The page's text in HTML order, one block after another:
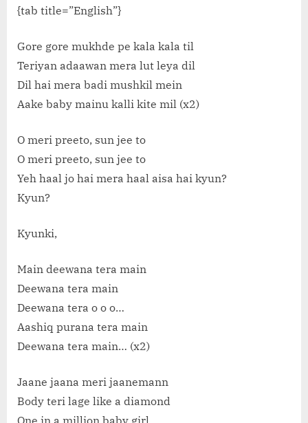
{tab title=”English”}
Gore gore mukhde pe kala kala til
Teriyan adaawan mera lut leya dil
Dil hai mera badi mushkil mein
Aake baby mainu kalli kite mil (x2)
O meri preeto, sun jee to
O meri preeto, sun jee to
Yeh haal jo hai mera haal aisa hai kyun?
Kyun?
Kyunki,
Main deewana tera main
Deewana tera main
Deewana tera o o o…
Aashiq purana tera main
Deewana tera main… (x2)
Jaane jaana meri jaanemann
Body teri lage like a diamond
One in a million baby girl